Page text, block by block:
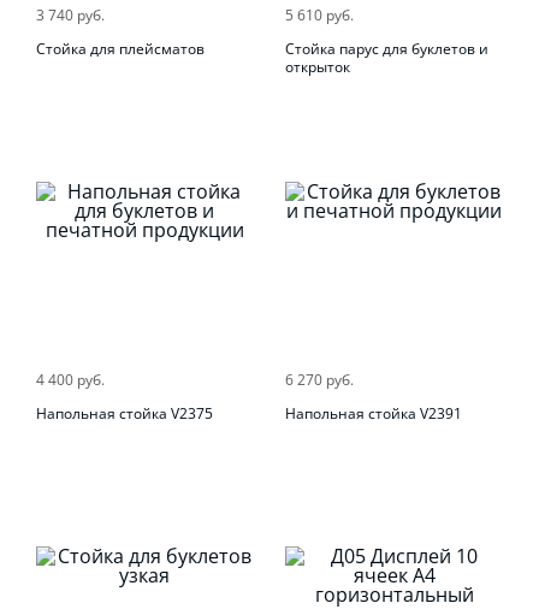
3 740 руб.
Стойка для плейсматов
5 610 руб.
Стойка парус для буклетов и
открыток
4 400 руб.
Напольная стойка V2375
6 270 руб.
Напольная стойка V2391